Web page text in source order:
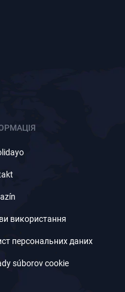
використання
персональних даних
súborov cookie